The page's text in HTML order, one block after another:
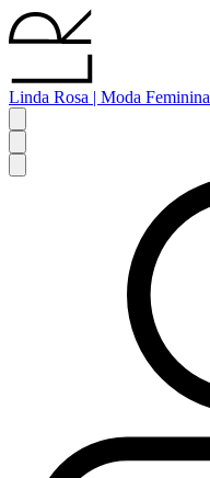
Linda Rosa | Moda Feminina